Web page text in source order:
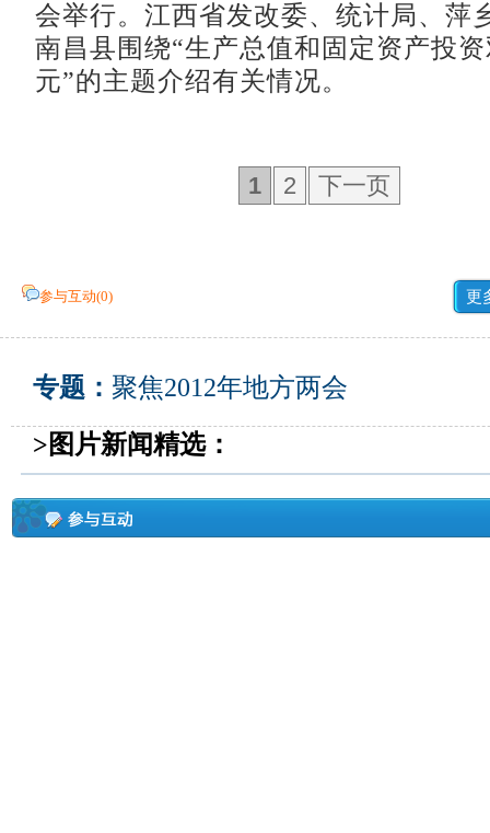
会举行。江西省发改委、统计局、萍
南昌县围绕“生产总值和固定资产投
元”的主题介绍有关情况。
1 2 下一页
参与互动(0) 更
专题： 聚焦2012年地方两会
>图片新闻精选：